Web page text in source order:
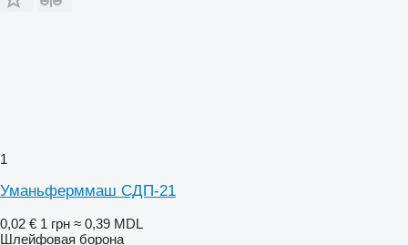
1
Уманьферммаш СДП-21
0,02 € 1 грн ≈ 0,39 MDL
Шлейфовая борона